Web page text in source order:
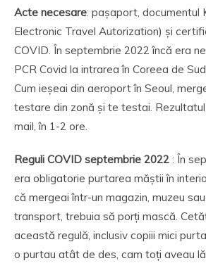
Acte necesare: pașaport, documentul
Electronic Travel Autorization) și
COVID. În septembrie 2022 încă era
PCR Covid la intrarea în Coreea de
Cum ieșeai din aeroport în Seoul,
testare din zonă și te testai.
mail, în 1-2 ore.
Reguli COVID septembrie 2022 : În
era obligatorie purtarea măștii în
că mergeai într-un magazin, muzeu
transport, trebuia să porți mască.
această regulă, inclusiv copiii mici
o purtau atât de des, cam toți aveau